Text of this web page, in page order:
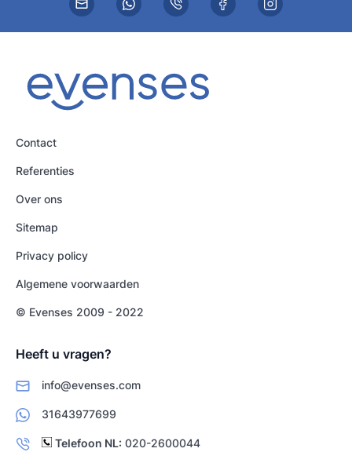
Contact
Referenties
Over ons
Sitemap
Privacy policy
Algemene voorwaarden
© Evenses 2009 - 2022
Heeft u vragen?
info@evenses.com
31643977699
Telefoon NL: 020-2600044